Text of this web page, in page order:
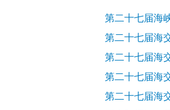
第二十七届海
第二十七届海
第二十七届海
第二十七届海
第二十七届海